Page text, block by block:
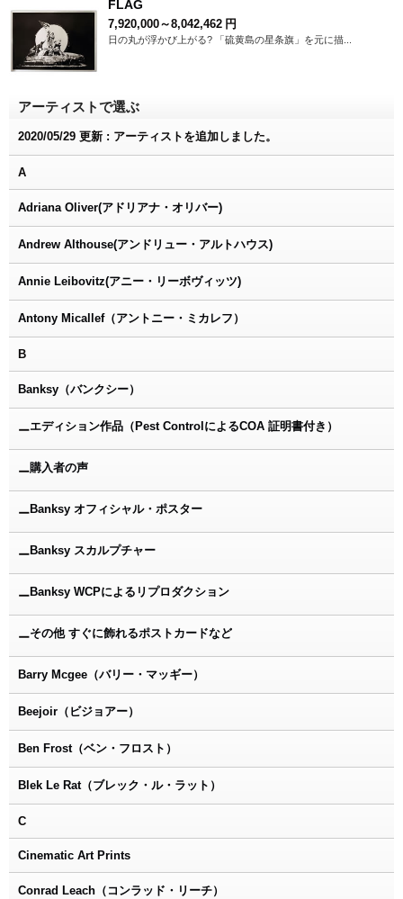
FLAG
7,920,000～8,042,462 円
日の丸が浮かび上がる? 「硫黄島の星条旗」を元に描...
アーティストで選ぶ
2020/05/29 更新 : アーティストを追加しました。
A
Adriana Oliver(アドリアナ・オリバー)
Andrew Althouse(アンドリュー・アルトハウス)
Annie Leibovitz(アニー・リーボヴィッツ)
Antony Micallef（アントニー・ミカレフ）
B
Banksy（バンクシー）
ーエディション作品（Pest ControlによるCOA 証明書付き）
ー購入者の声
ーBanksy オフィシャル・ポスター
ーBanksy スカルプチャー
ーBanksy WCPによるリプロダクション
ーその他 すぐに飾れるポストカードなど
Barry Mcgee（バリー・マッギー）
Beejoir（ビジョアー）
Ben Frost（ベン・フロスト）
Blek Le Rat（ブレック・ル・ラット）
C
Cinematic Art Prints
Conrad Leach（コンラッド・リーチ）